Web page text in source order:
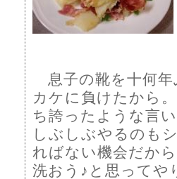
息子の靴を十何年
カケに負けたから
ち誇ったような言い
しぶしぶやるのも
ればない機会だか
洗おう♪と思ってや